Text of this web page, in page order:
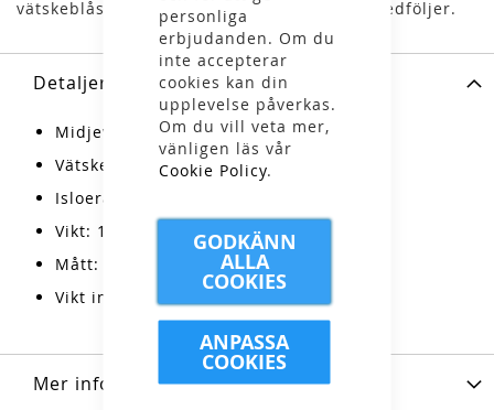
personliga
erbjudanden. Om du
inte accepterar
cookies kan din
upplevelse påverkas.
Om du vill veta mer,
vänligen läs vår
Cookie Policy.
GODKÄNN
ALLA
COOKIES
ANPASSA
COOKIES
vätskeblåsa på 1 liter med isolerad slang medföljer.
Detaljer
Midjeväskans volym: 3 liter
Vätskeblåsans volym: 1 liter
Isloerad slang
Vikt: 190 g
Mått: 20*50*1 (L*B*D i cm)
Vikt inklusive tillbehör: 240 gram
Mer information